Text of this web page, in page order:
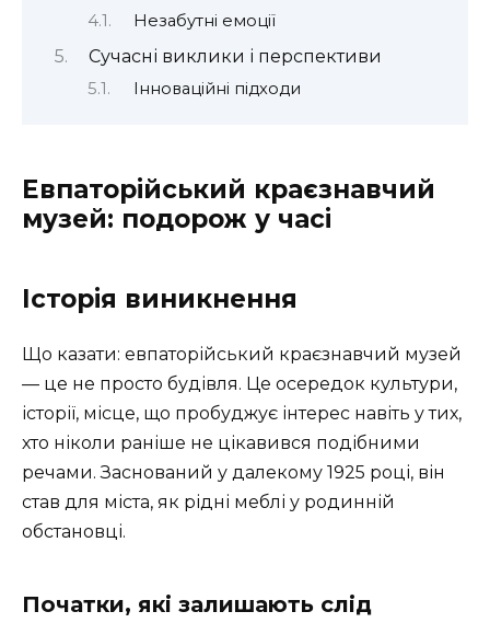
Незабутні емоції
Сучасні виклики і перспективи
Інноваційні підходи
Евпаторійський краєзнавчий
музей: подорож у часі
Історія виникнення
Що казати: евпаторійський краєзнавчий музей
— це не просто будівля. Це осередок культури,
історії, місце, що пробуджує інтерес навіть у тих,
хто ніколи раніше не цікавився подібними
речами. Заснований у далекому 1925 році, він
став для міста, як рідні меблі у родинній
обстановці.
Початки, які залишають слід